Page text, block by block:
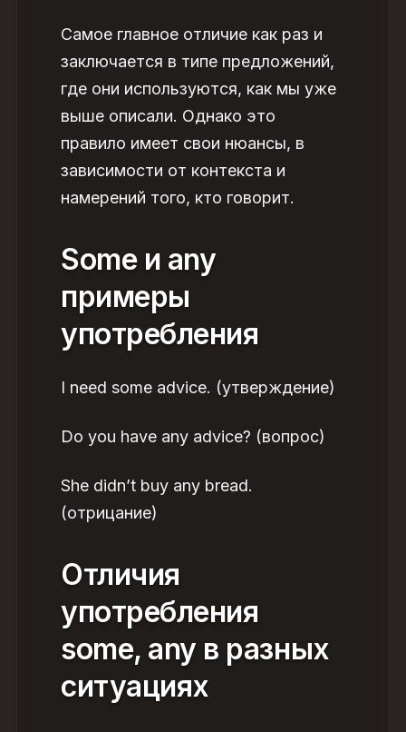
Самое главное отличие как раз и
заключается в типе предложений,
где они используются, как мы уже
выше описали. Однако это
правило имеет свои нюансы, в
зависимости от контекста и
намерений того, кто говорит.
Some и any
примеры
употребления
I need some advice. (утверждение)
Do you have any advice? (вопрос)
She didn’t buy any bread.
(отрицание)
Отличия
употребления
some, any в разных
ситуациях